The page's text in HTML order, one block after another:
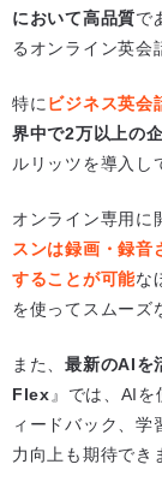
において高品質で
るオンライン英会
特に ビジネス英会
界中で2万以上の
ルリッツを導入し
オンライン専用に
スンは録画・録音
することが可能な
を使ってスムーズ
また、最新のAIを
Flex 』では、AI
ィードバック、学
力向上も期待でき